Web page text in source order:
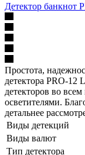
Детектор банкнот
Простота,
детектора PRO-12
детекторов во
осветителями.
детальнее
Виды детекций
Виды валют
Тип детектора